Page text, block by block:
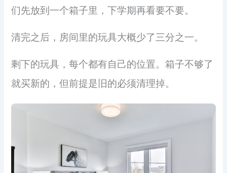
们先放到一个箱子里，下学期再看要不要。
清完之后，房间里的玩具大概少了三分之一。
剩下的玩具，每个都有自己的位置。箱子不够了
就买新的，但前提是旧的必须清理掉。